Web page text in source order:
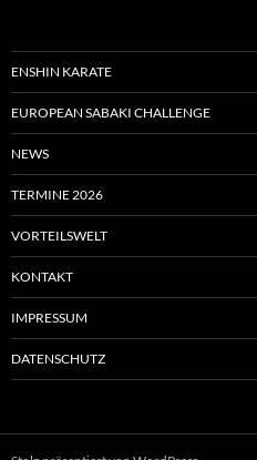
ENSHIN KARATE
EUROPEAN SABAKI CHALLENGE
NEWS
TERMINE 2026
VORTEILSWELT
KONTAKT
IMPRESSUM
DATENSCHUTZ